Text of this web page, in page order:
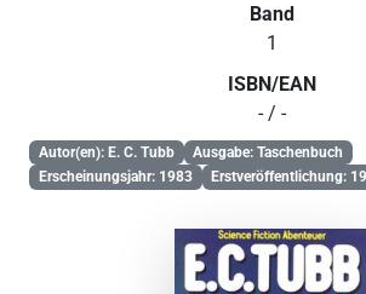
Band
1
ISBN/EAN
- / -
Autor(en): E. C. Tubb
Ausgabe: Taschenbuch
Erscheinungsjahr: 1983
Erstveröffentlichung: